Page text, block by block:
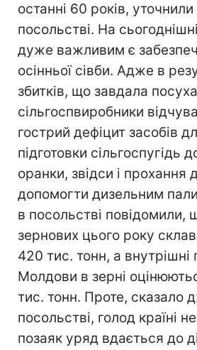
останні 60 років, уточнили
посольстві. На
дуже важливим є
осінньої сівби. Адже в
збитків, що завдала
сільгоспвиробники
гострий дефіцит засобів
підготовки сільгоспугідь
оранки, звідси і прохання
допомогти дизельним
в посольстві повідомили,
зернових цього року
420 тис. тонн, а внутрішні
Молдови в зерні
тис. тонн. Проте, сказало
посольстві, голод країні
позаяк уряд вдається до